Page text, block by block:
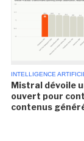
INTELLIGENCE
Mistral dévoile
ouvert pour
contenus